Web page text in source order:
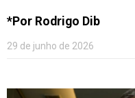
*Por Rodrigo Dib
29 de junho de 2026